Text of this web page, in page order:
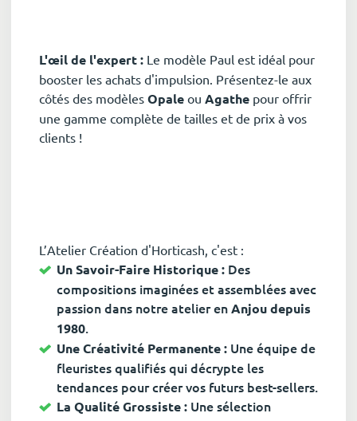
L'œil de l'expert : Le modèle Paul est idéal pour
booster les achats d'impulsion. Présentez-le aux
côtés des modèles Opale ou Agathe pour offrir
une gamme complète de tailles et de prix à vos
clients !
L’Atelier Création d'Horticash, c'est :
Un Savoir-Faire Historique : Des
compositions imaginées et assemblées avec
passion dans notre atelier enAnjou depuis
1980.
Une Créativité Permanente : Une équipe de
fleuristes qualifiés qui décrypte les
tendances pour créer vos futurs best-sellers.
La Qualité Grossiste : Une sélection